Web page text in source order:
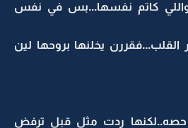
واللي كاتم نفسها...بس في نفس
يخلنها بروحها لين
حصه..لكنها ردت مثل قبل ترفض